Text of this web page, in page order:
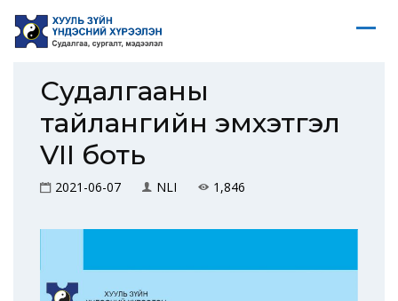
Судалгааны
тайлангийн эмхэтгэл
VII боть
2021-06-07 NLI 1,846